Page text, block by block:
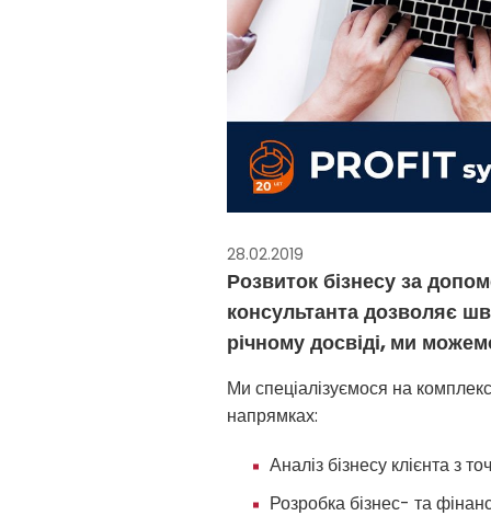
28.02.2019
Розвиток бізнесу за
консультанта дозволяє
річному досвіді, ми
Ми спеціалізуємося на
напрямках:
Аналіз бізнесу клієнта з
Розробка бізнес- та